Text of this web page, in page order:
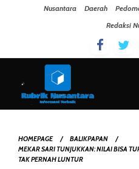
Nusantara Daerah
Redaksi
HOMEPAGE
BALIKPAPAN
MEKAR SARI TUNJUKKAN: NILAI BISA
TAK PERNAH LUNTUR